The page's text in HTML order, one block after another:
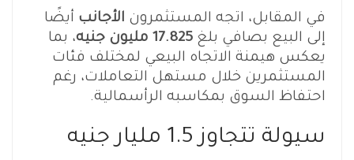
في المقابل، اتجه المستثمرون الأجانب أيضًا
إلى البيع بصافي بلغ 17.825 مليون جنيه
، بما
يعكس هيمنة الاتجاه البيعي لمختلف فئات
المستثمرين خلال مستهل التعاملات، رغم
احتفاظ السوق بمكاسبه الرأسمالية.
سيولة تتجاوز 1.5 مليار جنيه